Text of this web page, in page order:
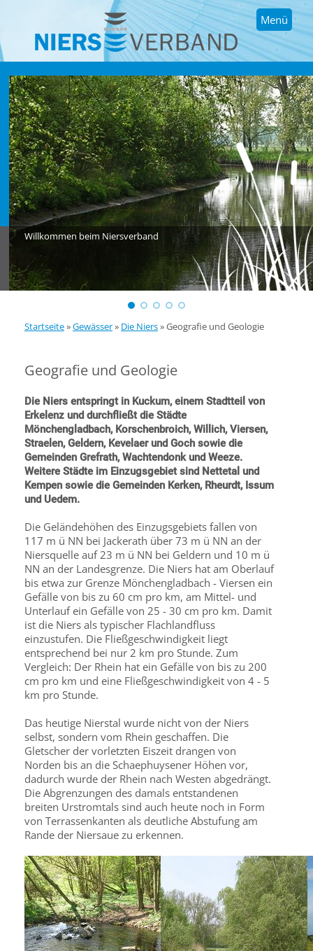
Menü
Willkommen beim Niersverband
Startseite»Gewässer» Die Niers»Geografie und Geologie
Geografie und Geologie
Die Niers entspringt in Kuckum, einem Stadtteil von
Erkelenz und durchfließt die Städte
Mönchengladbach, Korschenbroich, Willich, Viersen,
Straelen, Geldern, Kevelaer und Goch sowie die
Gemeinden Grefrath, Wachtendonk und Weeze.
Weitere Städte im Einzugsgebiet sind Nettetal und
Kempen sowie die Gemeinden Kerken, Rheurdt, Issum
und Uedem.
Die Geländehöhen des Einzugsgebiets fallen von
117 m ü NN bei Jackerath über 73 m ü NN an der
Niersquelle auf 23 m ü NN bei Geldern und 10 m ü
NN an der Landesgrenze. Die Niers hat am Oberlauf
bis etwa zur Grenze Mönchengladbach - Viersen ein
Gefälle von bis zu 60 cm pro km, am Mittel- und
Unterlauf ein Gefälle von 25 - 30 cm pro km. Damit
ist die Niers als typischer Flachlandfluss
einzustufen. Die Fließgeschwindigkeit liegt
entsprechend bei nur 2 km pro Stunde. Zum
Vergleich: Der Rhein hat ein Gefälle von bis zu 200
cm pro km und eine Fließgeschwindigkeit von 4 - 5
km pro Stunde.
Das heutige Nierstal wurde nicht von der Niers
selbst, sondern vom Rhein geschaffen. Die
Gletscher der vorletzten Eiszeit drangen von
Norden bis an die Schaephuysener Höhen vor,
dadurch wurde der Rhein nach Westen abgedrängt.
Die Abgrenzungen des damals entstandenen
breiten Urstromtals sind auch heute noch in Form
von Terrassenkanten als deutliche Abstufung am
Rande der Niersaue zu erkennen.